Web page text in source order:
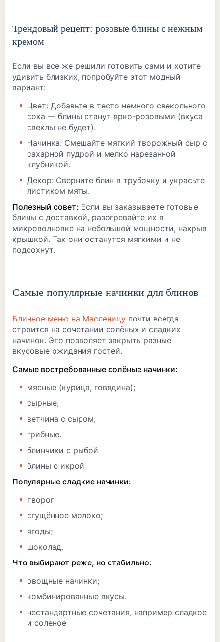
Трендовый рецепт: розовые блины с нежным
кремом
Если вы все же решили готовить сами и хотите
удивить близких, попробуйте этот модный
вариант:
Цвет: Добавьте в тесто немного свекольного
сока — блины станут ярко-розовыми (вкуса
свеклы не будет).
Начинка: Смешайте мягкий творожный сыр с
сахарной пудрой и мелко нарезанной
клубникой.
Декор: Сверните блин в трубочку и украсьте
листиком мяты.
Полезный совет: Если вы заказываете готовые
блины с доставкой, разогревайте их в
микроволновке на небольшой мощности, накрыв
крышкой. Так они останутся мягкими и не
подсохнут.
Самые популярные начинки для блинов
Блинное меню на Масленицу почти всегда
строится на сочетании солёных и сладких
начинок. Это позволяет закрыть разные
вкусовые ожидания гостей.
Самые востребованные солёные начинки:
мясные (курица, говядина);
сырные;
ветчина с сыром;
грибные.
блинчики с рыбой
блины с икрой
Популярные сладкие начинки:
творог;
сгущённое молоко;
ягоды;
шоколад.
Что выбирают реже, но стабильно:
овощные начинки;
комбинированные вкусы.
нестандартные сочетания, например сладкое
и соленое